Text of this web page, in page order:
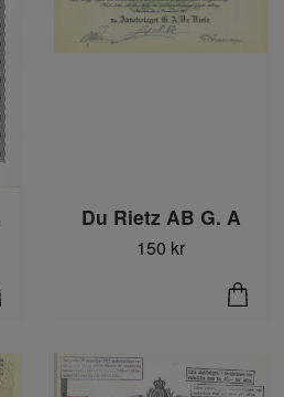
Du Rietz AB G. A
150 kr